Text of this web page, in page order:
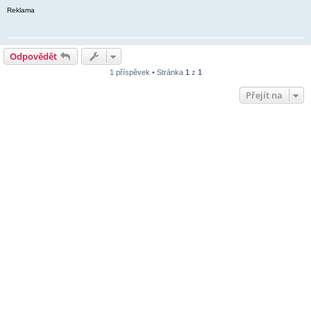
Reklama
Odpovědět
1 příspěvek • Stránka 1 z 1
Přejít na